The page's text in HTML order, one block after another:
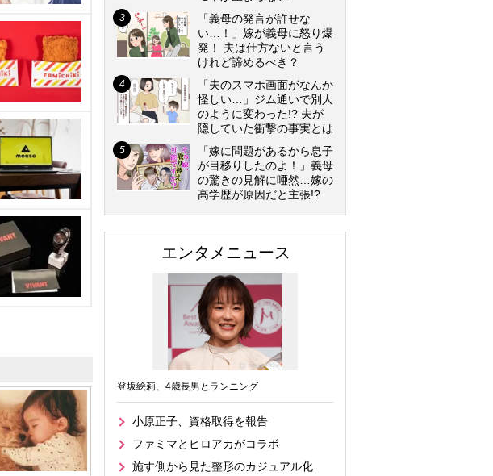
「義母の発言が許せな
い…！」嫁が義母に怒り爆
発！ 夫は仕方ないと言う
けれど諦めるべき？
「夫のスマホ画面がなんか
怪しい…」ジム通いで別人
のように変わった!? 夫が
隠していた衝撃の事実とは
「嫁に問題があるから息子
が目移りしたのよ！」義母
の驚きの見解に唖然…嫁の
高学歴が原因だと主張!?
エンタメニュース
登坂絵莉、4歳長男とランニング
小原正子、資格取得を報告
ファミマとヒロアカがコラボ
施す側から見た整形のカジュアル化